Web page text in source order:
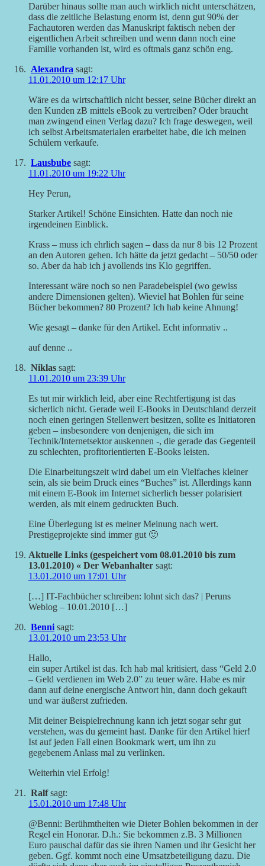
Darüber hinaus sollte man auch wirklich nicht unterschätzen,
dass die zeitliche Belastung enorm ist, denn gut 90% der
Fachautoren werden das Manuskript faktisch neben der
eigentlichen Arbeit schreiben und wenn dann noch eine
Familie vorhanden ist, wird es oftmals ganz schön eng.
Alexandra sagt:
11.01.2010 um 12:17 Uhr
Wäre es da wirtschaftlich nicht besser, seine Bücher direkt an
den Kunden zB mittels eBook zu vertreiben? Oder braucht
man zwingend einen Verlag dazu? Ich frage deswegen, weil
ich selbst Arbeitsmaterialen erarbeitet habe, die ich meinen
Schülern verkaufe.
Lausbube sagt:
11.01.2010 um 19:22 Uhr
Hey Perun,
Starker Artikel! Schöne Einsichten. Hatte dan noch nie
irgendeinen Einblick.
Krass – muss ich ehrlich sagen – dass da nur 8 bis 12 Prozent
an den Autoren gehen. Ich hätte da jetzt gedacht – 50/50 oder
so. Aber da hab ich j avollends ins Klo gegriffen.
Interessant wäre noch so nen Paradebeispiel (wo gewiss
andere Dimensionen gelten). Wieviel hat Bohlen für seine
Bücher bekommen? 80 Prozent? Ich hab keine Ahnung!
Wie gesagt – danke für den Artikel. Echt informativ ..
auf denne ..
Niklas sagt:
11.01.2010 um 23:39 Uhr
Es tut mir wirklich leid, aber eine Rechtfertigung ist das
sicherlich nicht. Gerade weil E-Books in Deutschland derzeit
noch einen geringen Stellenwert besitzen, sollte es Initiatoren
geben – insbesondere von denjenigen, die sich im
Technik/Internetsektor auskennen -, die gerade das Gegenteil
zu schlechten, profitorientierten E-Books leisten.
Die Einarbeitungszeit wird dabei um ein Vielfaches kleiner
sein, als sie beim Druck eines “Buches” ist. Allerdings kann
mit einem E-Book im Internet sicherlich besser polarisiert
werden, als mit einem gedruckten Buch.
Eine Überlegung ist es meiner Meinung nach wert.
Prestigeprojekte sind immer gut 🙂
Aktuelle Links (gespeichert vom 08.01.2010 bis zum
13.01.2010) « Der Webanhalter sagt:
13.01.2010 um 17:01 Uhr
[…] IT-Fachbücher schreiben: lohnt sich das? | Peruns
Weblog – 10.01.2010 […]
Benni sagt:
13.01.2010 um 23:53 Uhr
Hallo,
ein super Artikel ist das. Ich hab mal kritisiert, dass “Geld 2.0
– Geld verdienen im Web 2.0” zu teuer wäre. Habe es mir
dann auf deine energische Antwort hin, dann doch gekauft
und war äußerst zufrieden.
Mit deiner Beispielrechnung kann ich jetzt sogar sehr gut
verstehen, was du gemeint hast. Danke für den Artikel hier!
Ist auf jeden Fall einen Bookmark wert, um ihn zu
gegebenem Anlass mal zu verlinken.
Weiterhin viel Erfolg!
Ralf sagt:
15.01.2010 um 17:48 Uhr
@Benni: Berühmtheiten wie Dieter Bohlen bekommen in der
Regel ein Honorar. D.h.: Sie bekommen z.B. 3 Millionen
Euro pauschal dafür das sie ihren Namen und ihr Gesicht her
geben. Ggf. kommt noch eine Umsatzbeteiligung dazu. Die